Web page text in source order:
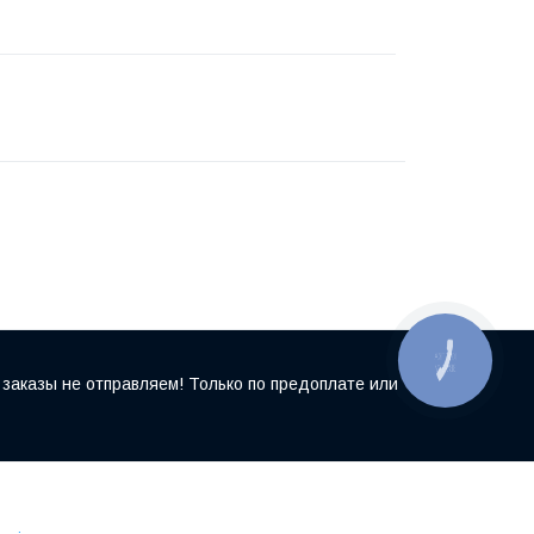
не отправляем! Только по предоплате или
КНОПКА
ЗВ'ЯЗКУ